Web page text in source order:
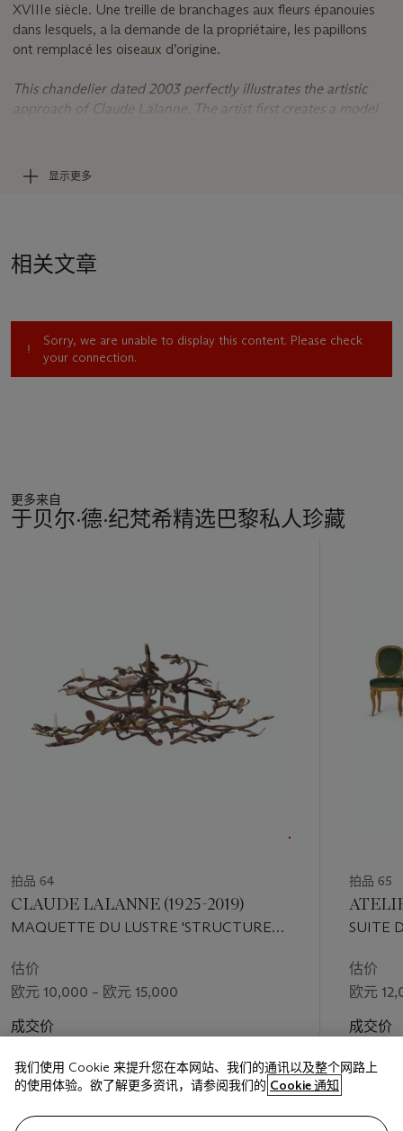
XVIIIe siècle. Une treille de branchages aux fleurs épanouies
dans lesquels, a la demande de la propriétaire, les papillons
ont remplacé les oiseaux d’origine.
This chandelier dated 2003 perfectly illustrates the artistic
approach of Claude Lalanne. The artist first creates a model
scattered branches in a sculptural bouquet punctuated by a
few butterflies and leaves, an unexpected but sensitive image
this room with walls lined with silk woven in China and
blooming flowers in which, at the request of the owner, the
butterflies have replaced the original birds.
显示更多
相关文章
Sorry, we are unable to display this content. Please check
your connection.
更多来自
于贝尔·德·纪梵希精选巴黎私人珍藏
拍品 64
CLAUDE LALANNE (1925-2019)
MAQUETTE DU LUSTRE 'STRUCTURE
BOUGIES, VERS 2003
估价
欧元 10,000 – 欧元 15,000
成交价
拍品 65
SUITE
估价
欧元
成交价
我们使用 Cookie 来提升您在本网站、我们的通讯以及整个网路上
的使用体验。欲了解更多资讯，请参阅我们的 Cookie 通知